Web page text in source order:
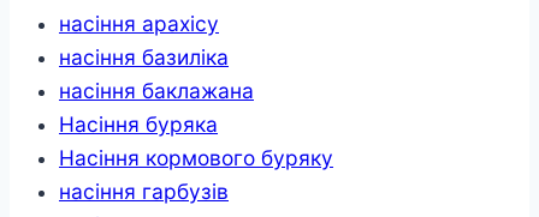
насіння арахісу
насіння базиліка
насіння баклажана
Насіння буряка
Насіння кормового буряку
насіння гарбузів